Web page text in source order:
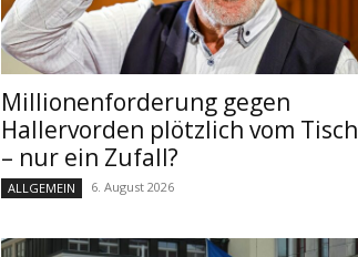
Millionenforderung gegen
Hallervorden plötzlich vom Tisch
– nur ein Zufall?
ALLGEMEIN 6. August 2026